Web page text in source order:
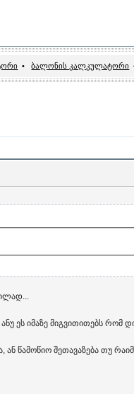
• ბალონის კალკულატორი
ეს იმაზე მიგვითითებს რომ
შეთავაზება თუ რაიმე